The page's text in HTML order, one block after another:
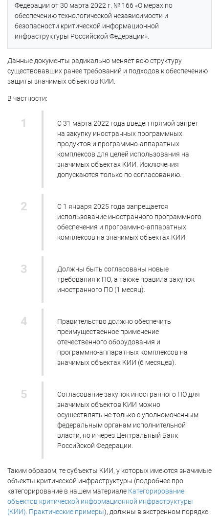
Федерации от 30 марта 2022 г. № 166 «О мерах по
обеспечению технологической независимости и
безопасности критической информационной
инфраструктуры Российской Федерации».
Данные документы радикально меняет всю структуру
существовавших ранее требований и подходов к обеспечению
защиты значимых объектов КИИ.
В частности:
С 31 марта 2022 года введен прямой запрет
на закупку иностранных программных
продуктов и программно-аппаратных
комплексов для целей использования на
значимых объектах КИИ. Исключения
допускаются только по согласованию.
С 1 января 2025 года запрещается
использование иностранного программного
обеспечения и программно-аппаратных
комплексов на значимых объектах КИИ.
Должны быть согласованы новые
требования к ПО, а также правила закупок
иностранного ПО (1 месяц).
Правительство должно обеспечить
преимущественное применение
отечественного оборудования и
программно-аппаратных комплексов на
значимых объектах КИИ (6 месяцев).
Согласование закупок иностранного ПО для
значимых объектов КИИ можно
осуществлять не только с уполномоченным
федеральным органам исполнительной
власти, но и через Центральный Банк
Российской Федерации.
Таким образом, те субъекты КИИ, у которых имеются значимые
объекты критической инфраструктуры (подробнее про
категорирование в нашем материале Категорирование
объектов критической информационной инфраструктуры
(КИИ). Практические примеры), должны в экстренном порядке